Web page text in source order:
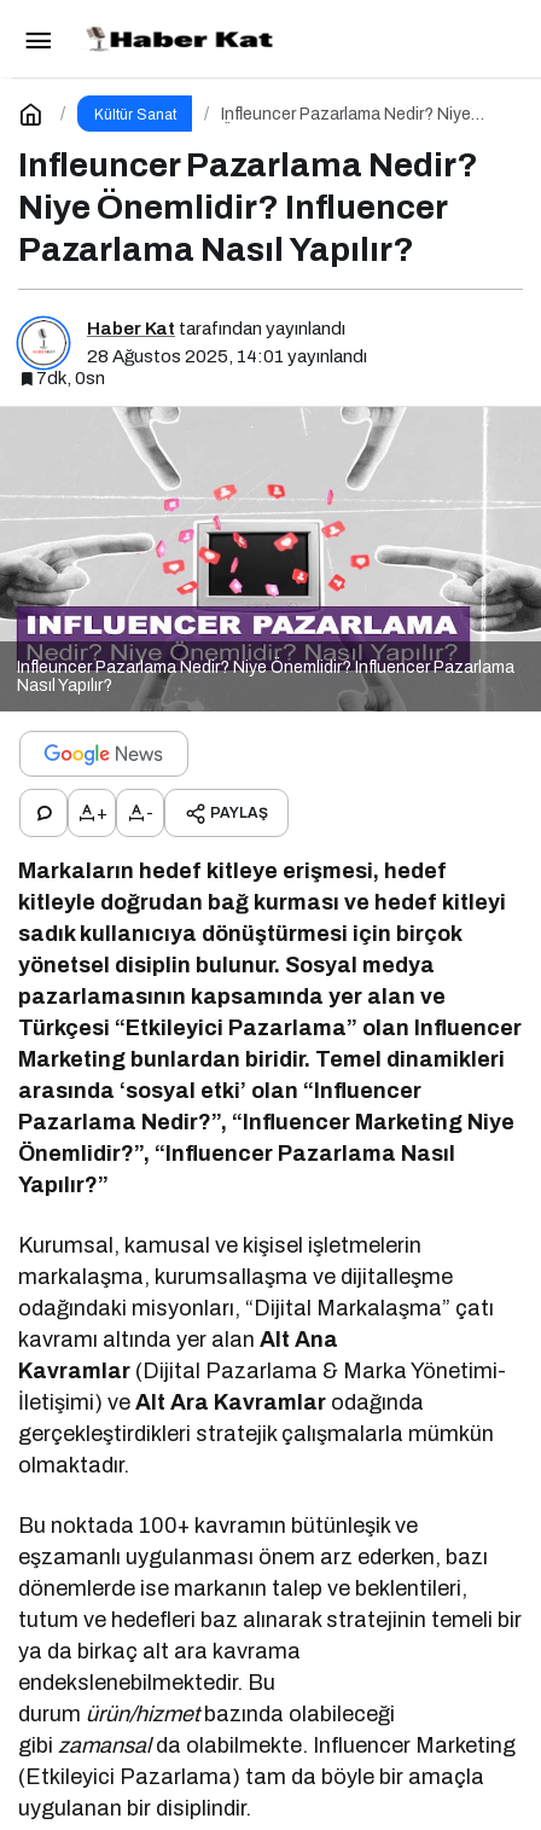
Kültür Sanat
Infleuncer Pazarlama Nedir? Niye
Infleuncer Pazarlama Nedir?
Niye Önemlidir? Influencer
Pazarlama Nasıl Yapılır?
Haber Kat tarafından yayınlandı
28 Ağustos 2025, 14:01 yayınlandı
7dk, 0sn
Infleuncer Pazarlama Nedir? Niye Önemlidir? Influencer Pazarlama
Nasıl Yapılır?
+ - PAYLAŞ
Markaların hedef kitleye erişmesi, hedef
kitleyle doğrudan bağ kurması ve hedef kitleyi
sadık kullanıcıya dönüştürmesi için birçok
yönetsel disiplin bulunur. Sosyal medya
pazarlamasının kapsamında yer alan ve
Türkçesi “Etkileyici Pazarlama” olan Influencer
Marketing bunlardan biridir. Temel dinamikleri
arasında ‘sosyal etki’ olan “Influencer
Pazarlama Nedir?”, “Influencer Marketing Niye
Önemlidir?”, “Influencer Pazarlama Nasıl
Yapılır?”
Kurumsal, kamusal ve kişisel işletmelerin
markalaşma, kurumsallaşma ve dijitalleşme
odağındaki misyonları, “Dijital Markalaşma” çatı
kavramı altında yer alanAlt Ana
Kavramlar (Dijital Pazarlama & Marka Yönetimi-
İletişimi) veAlt Ara Kavramlar odağında
gerçekleştirdikleri stratejik çalışmalarla mümkün
olmaktadır.
Bu noktada 100+ kavramın bütünleşik ve
eşzamanlı uygulanması önem arz ederken, bazı
dönemlerde ise markanın talep ve beklentileri,
tutum ve hedefleri baz alınarak stratejinin temeli bir
ya da birkaç alt ara kavrama
endekslenebilmektedir. Bu
durum ürün/hizmetbazında olabileceği
gibizamansalda olabilmekte. Influencer Marketing
(Etkileyici Pazarlama) tam da böyle bir amaçla
uygulanan bir disiplindir.
Marka Oluşturma Nedir? Niye Önemlidir?
Marka Oluşturma Nasıl Yapılır?
Yorum Yap